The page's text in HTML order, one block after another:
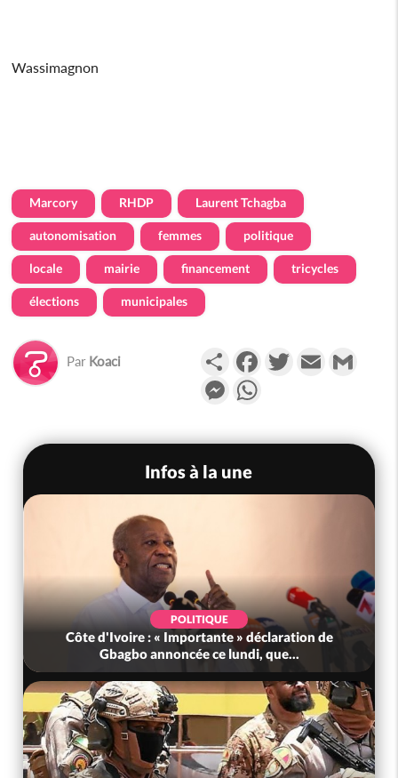
Wassimagnon
Marcory RHDP Laurent Tchagba
autonomisation femmes politique
locale mairie financement tricycles
élections municipales
Par Koaci PartagerFacebookTwitterEmail
Messenger
Infos à la une
POLITIQUE
Côte d'Ivoire : « Importante » déclaration de
Gbagbo annoncée ce lundi, que...